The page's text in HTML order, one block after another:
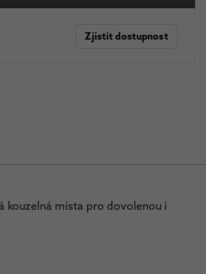
Zjistit dostupnost
kouzelná místa pro dovolenou i